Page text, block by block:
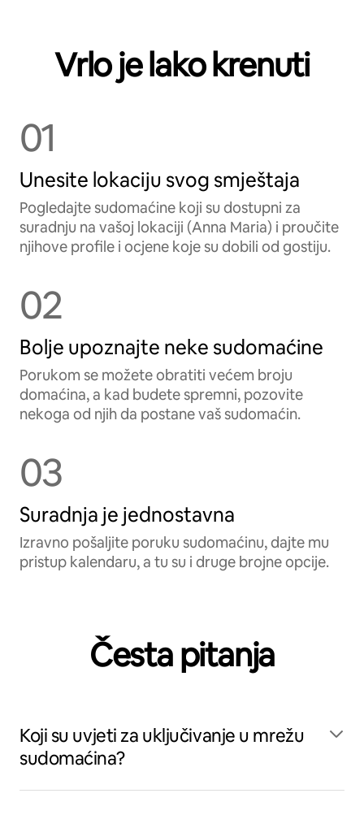
Vrlo je lako krenuti
01
Unesite lokaciju svog smještaja
Pogledajte sudomaćine koji su dostupni za
suradnju na vašoj lokaciji (Anna Maria) i proučite
njihove profile i ocjene koje su dobili od gostiju.
02
Bolje upoznajte neke sudomaćine
Porukom se možete obratiti većem broju
domaćina, a kad budete spremni, pozovite
nekoga od njih da postane vaš sudomaćin.
03
Suradnja je jednostavna
Izravno pošaljite poruku sudomaćinu, dajte mu
pristup kalendaru, a tu su i druge brojne opcije.
Česta pitanja
Koji su uvjeti za uključivanje u mrežu
sudomaćina?